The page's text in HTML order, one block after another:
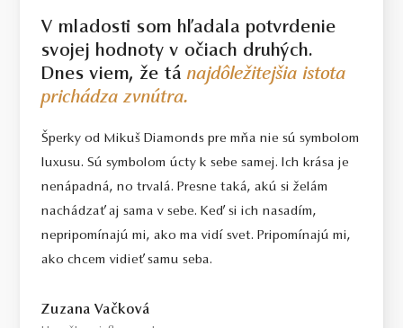
V mladosti som hľadala potvrdenie
svojej hodnoty v očiach druhých.
Dnes viem, že tánajdôležitejšia istota
prichádza zvnútra.
Šperky od Mikuš Diamonds pre mňa nie sú symbolom
luxusu. Sú symbolom úcty k sebe samej. Ich krása je
nenápadná, no trvalá. Presne taká, akú si želám
nachádzať aj sama v sebe. Keď si ich nasadím,
nepripomínajú mi, ako ma vidí svet. Pripomínajú mi,
ako chcem vidieť samu seba.
Zuzana Vačková